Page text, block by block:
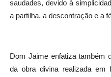
saudades, devido à
a partilha, a descontração e a
Dom Jaime enfatiza também
da obra divina realizada em